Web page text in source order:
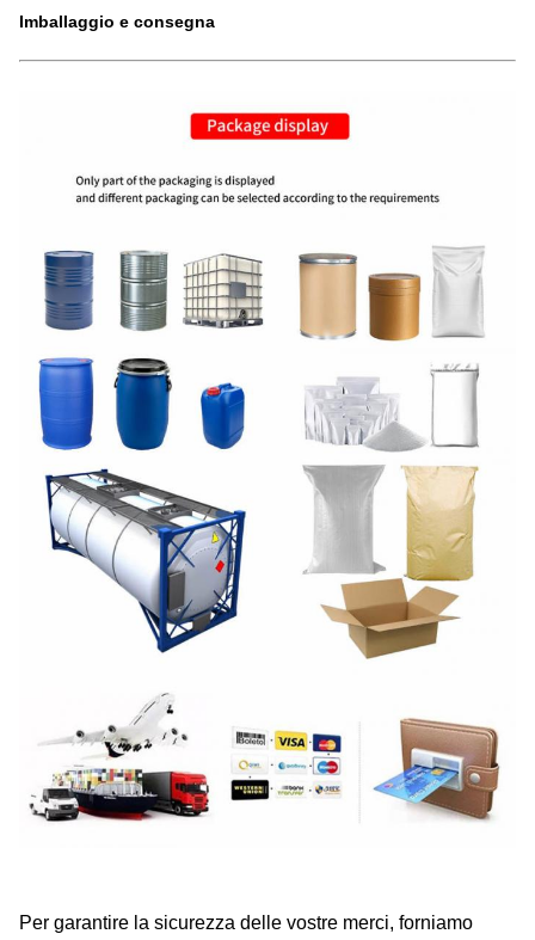
Imballaggio e consegna
Per garantire la sicurezza delle vostre merci, forniamo